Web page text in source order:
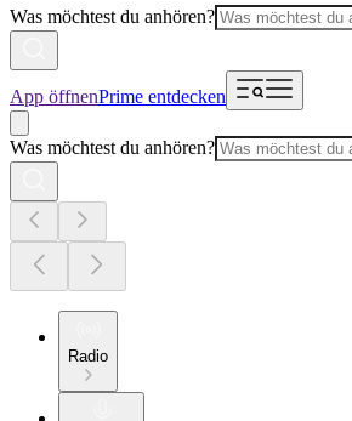
Was möchtest du anhören?
App öffnenPrime entdecken
Was möchtest du anhören?
Radio